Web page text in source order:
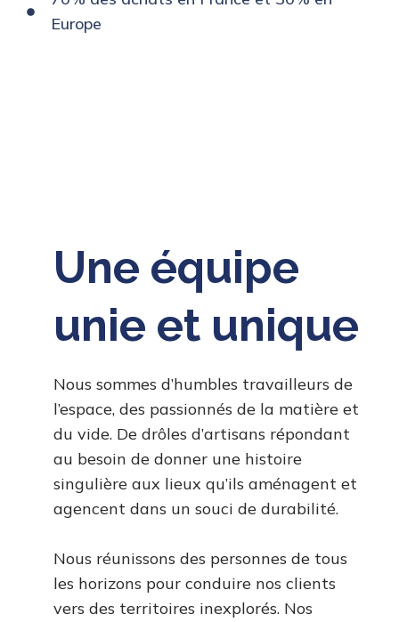
Europe
Une équipe
unie et unique
Nous sommes d’humbles travailleurs de
l’espace, des passionnés de la matière et
du vide. De drôles d’artisans répondant
au besoin de donner une histoire
singulière aux lieux qu’ils aménagent et
agencent dans un souci de durabilité.
Nous réunissons des personnes de tous
les horizons pour conduire nos clients
vers des territoires inexplorés. Nos